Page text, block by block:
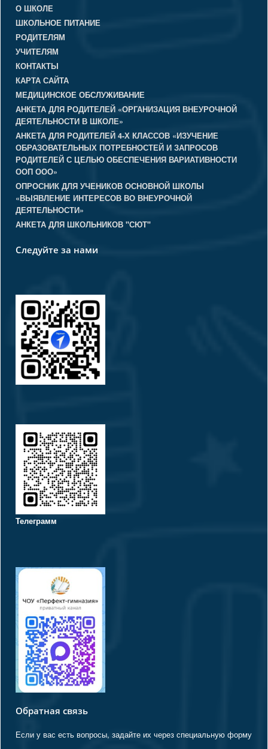
О ШКОЛЕ
ШКОЛЬНОЕ ПИТАНИЕ
РОДИТЕЛЯМ
УЧИТЕЛЯМ
КОНТАКТЫ
КАРТА САЙТА
МЕДИЦИНСКОЕ ОБСЛУЖИВАНИЕ
АНКЕТА ДЛЯ РОДИТЕЛЕЙ «ОРГАНИЗАЦИЯ ВНЕУРОЧНОЙ
ДЕЯТЕЛЬНОСТИ В ШКОЛЕ»
АНКЕТА ДЛЯ РОДИТЕЛЕЙ 4-Х КЛАССОВ «ИЗУЧЕНИЕ
ОБРАЗОВАТЕЛЬНЫХ ПОТРЕБНОСТЕЙ И ЗАПРОСОВ
РОДИТЕЛЕЙ С ЦЕЛЬЮ ОБЕСПЕЧЕНИЯ ВАРИАТИВНОСТИ
ООП ООО»
ОПРОСНИК ДЛЯ УЧЕНИКОВ ОСНОВНОЙ ШКОЛЫ
«ВЫЯВЛЕНИЕ ИНТЕРЕСОВ ВО ВНЕУРОЧНОЙ
ДЕЯТЕЛЬНОСТИ»
АНКЕТА ДЛЯ ШКОЛЬНИКОВ "СЮТ"
Следуйте за нами
Телеграмм
Обратная связь
Если у вас есть вопросы, задайте их через специальную форму